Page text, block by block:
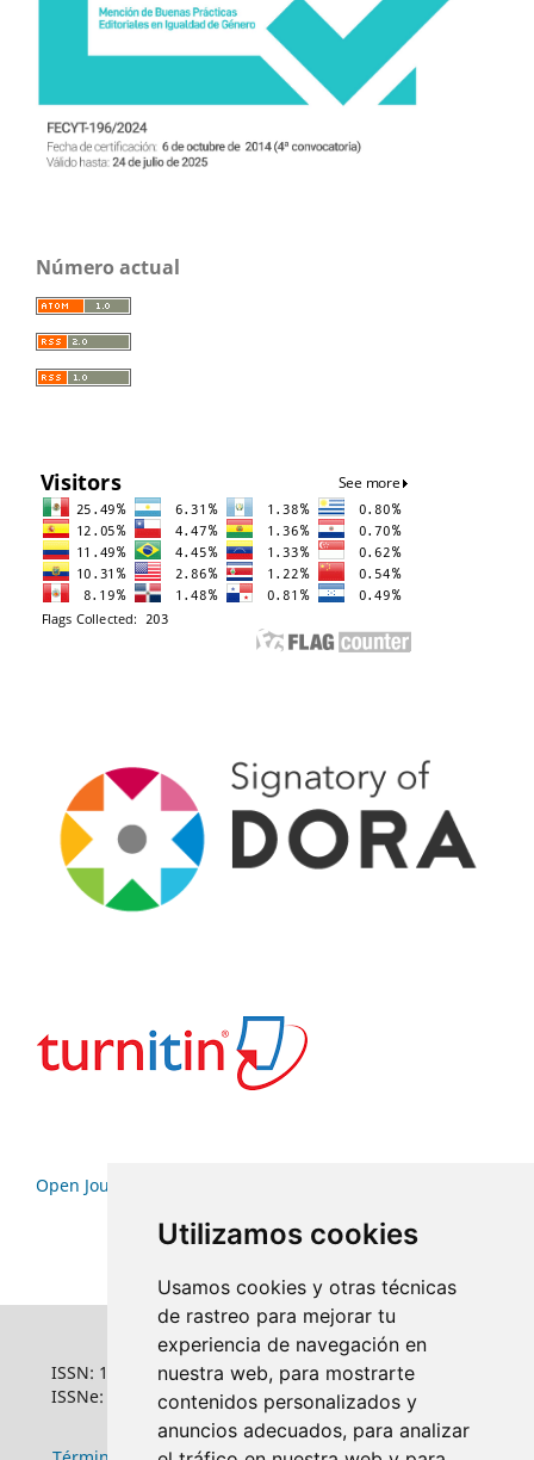
Utilizamos cookies
Usamos cookies y otras técnicas
de rastreo para mejorar tu
experiencia de navegación en
nuestra web, para mostrarte
contenidos personalizados y
anuncios adecuados, para analizar
Número actual
Open Journal Systems
ISSN: 1022-6508
ISSNe: 1681-5653